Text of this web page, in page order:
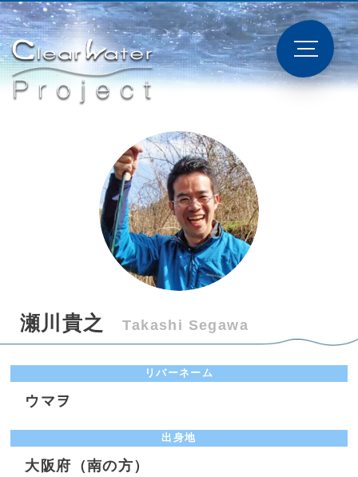
瀬川貴之 Takashi Segawa
リバーネーム
ウマヲ
出身地
大阪府（南の方）